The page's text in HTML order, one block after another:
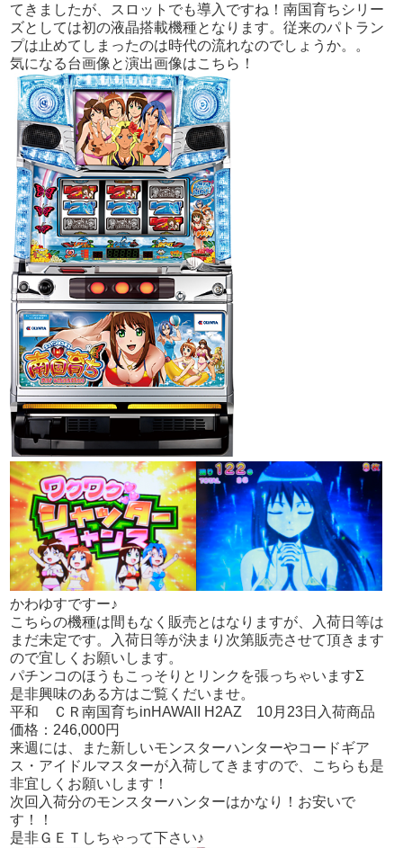
てきましたが、スロットでも導入ですね！南国育ちシリー
ズとしては初の液晶搭載機種となります。従来のパトラン
プは止めてしまったのは時代の流れなのでしょうか。。
気になる台画像と演出画像はこちら！
かわゆすですー♪
こちらの機種は間もなく販売とはなりますが、入荷日等は
まだ未定です。入荷日等が決まり次第販売させて頂きます
ので宜しくお願いします。
パチンコのほうもこっそりとリンクを張っちゃいますΣ
是非興味のある方はご覧くだいませ。
平和 ＣＲ南国育ちinHAWAII H2AZ 10月23日入荷商品
価格：246,000円
来週には、また新しいモンスターハンターやコードギア
ス・アイドルマスターが入荷してきますので、こちらも是
非宜しくお願いします！
次回入荷分のモンスターハンターはかなり！お安いで
す！！
是非ＧＥＴしちゃって下さい♪